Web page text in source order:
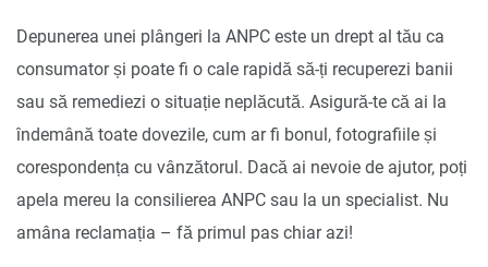
Depunerea unei plângeri la ANPC este un drept al tău ca
consumator și poate fi o cale rapidă să-ți recuperezi banii
sau să remediezi o situație neplăcută. Asigură-te că ai la
îndemână toate dovezile, cum ar fi bonul, fotografiile și
corespondența cu vânzătorul. Dacă ai nevoie de ajutor, poți
apela mereu la consilierea ANPC sau la un specialist. Nu
amâna reclamația – fă primul pas chiar azi!